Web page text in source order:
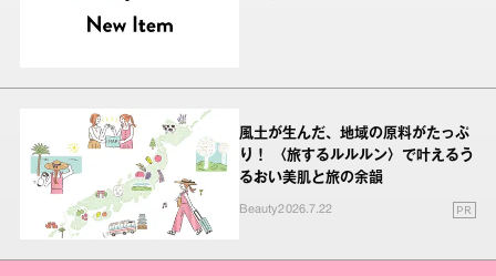
風土が生んだ、地域の原料がたっぷ
り！ 〈旅するルルルン〉で叶えるう
るおい美肌と旅の余韻
Beauty2026.7.22 PR